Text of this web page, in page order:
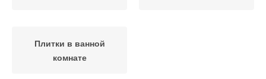
Плитки в ванной
комнате